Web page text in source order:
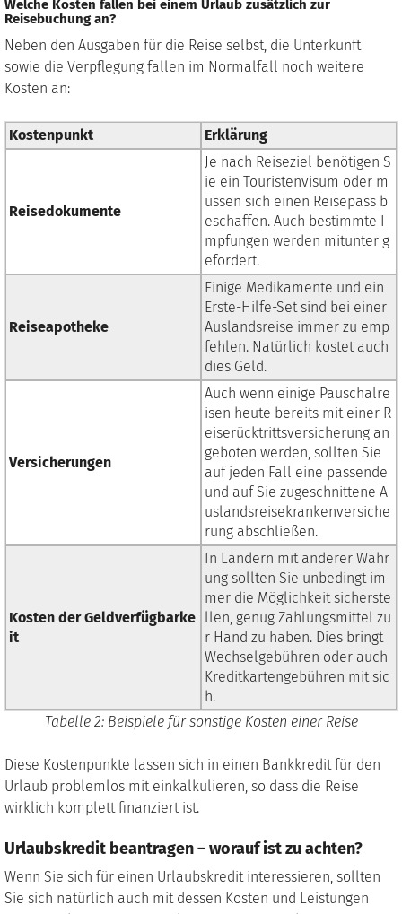
Welche Kosten fallen bei einem Urlaub zusätzlich zur
Reisebuchung an?
Neben den Ausgaben für die Reise selbst, die Unterkunft
sowie die Verpflegung fallen im Normalfall noch weitere
Kosten an:
Kostenpunkt Erklärung
Reisedokumente
Je nach Reiseziel benötigen S
ie ein Touristenvisum oder m
üssen sich einen Reisepass b
eschaffen. Auch bestimmte I
mpfungen werden mitunter g
efordert.
Reiseapotheke
Einige Medikamente und ein
Erste-Hilfe-Set sind bei einer
Auslandsreise immer zu emp
fehlen. Natürlich kostet auch
dies Geld.
Versicherungen
Auch wenn einige Pauschalre
isen heute bereits mit einer R
eiserücktrittsversicherung an
geboten werden, sollten Sie
auf jeden Fall eine passende
und auf Sie zugeschnittene A
uslandsreisekrankenversiche
rung abschließen.
Kosten der Geldverfügbarke
it
In Ländern mit anderer Währ
ung sollten Sie unbedingt im
mer die Möglichkeit sicherste
llen, genug Zahlungsmittel zu
r Hand zu haben. Dies bringt
Wechselgebühren oder auch
Kreditkartengebühren mit sic
h.
Tabelle 2: Beispiele für sonstige Kosten einer Reise
Diese Kostenpunkte lassen sich in einen Bankkredit für den
Urlaub problemlos mit einkalkulieren, so dass die Reise
wirklich komplett finanziert ist.
Urlaubskredit beantragen – worauf ist zu achten?
Wenn Sie sich für einen Urlaubskredit interessieren, sollten
Sie sich natürlich auch mit dessen Kosten und Leistungen